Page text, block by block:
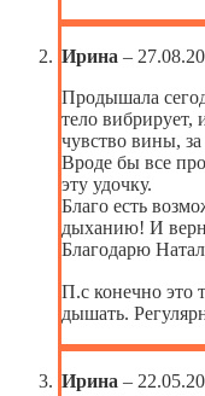
Ирина –
Продышала
тело вибрирует,
чувство вины, за
Вроде бы все
эту удочку.
Благо есть
дыханию! И
Благодарю
П.с конечно это
дышать.
Ирина –